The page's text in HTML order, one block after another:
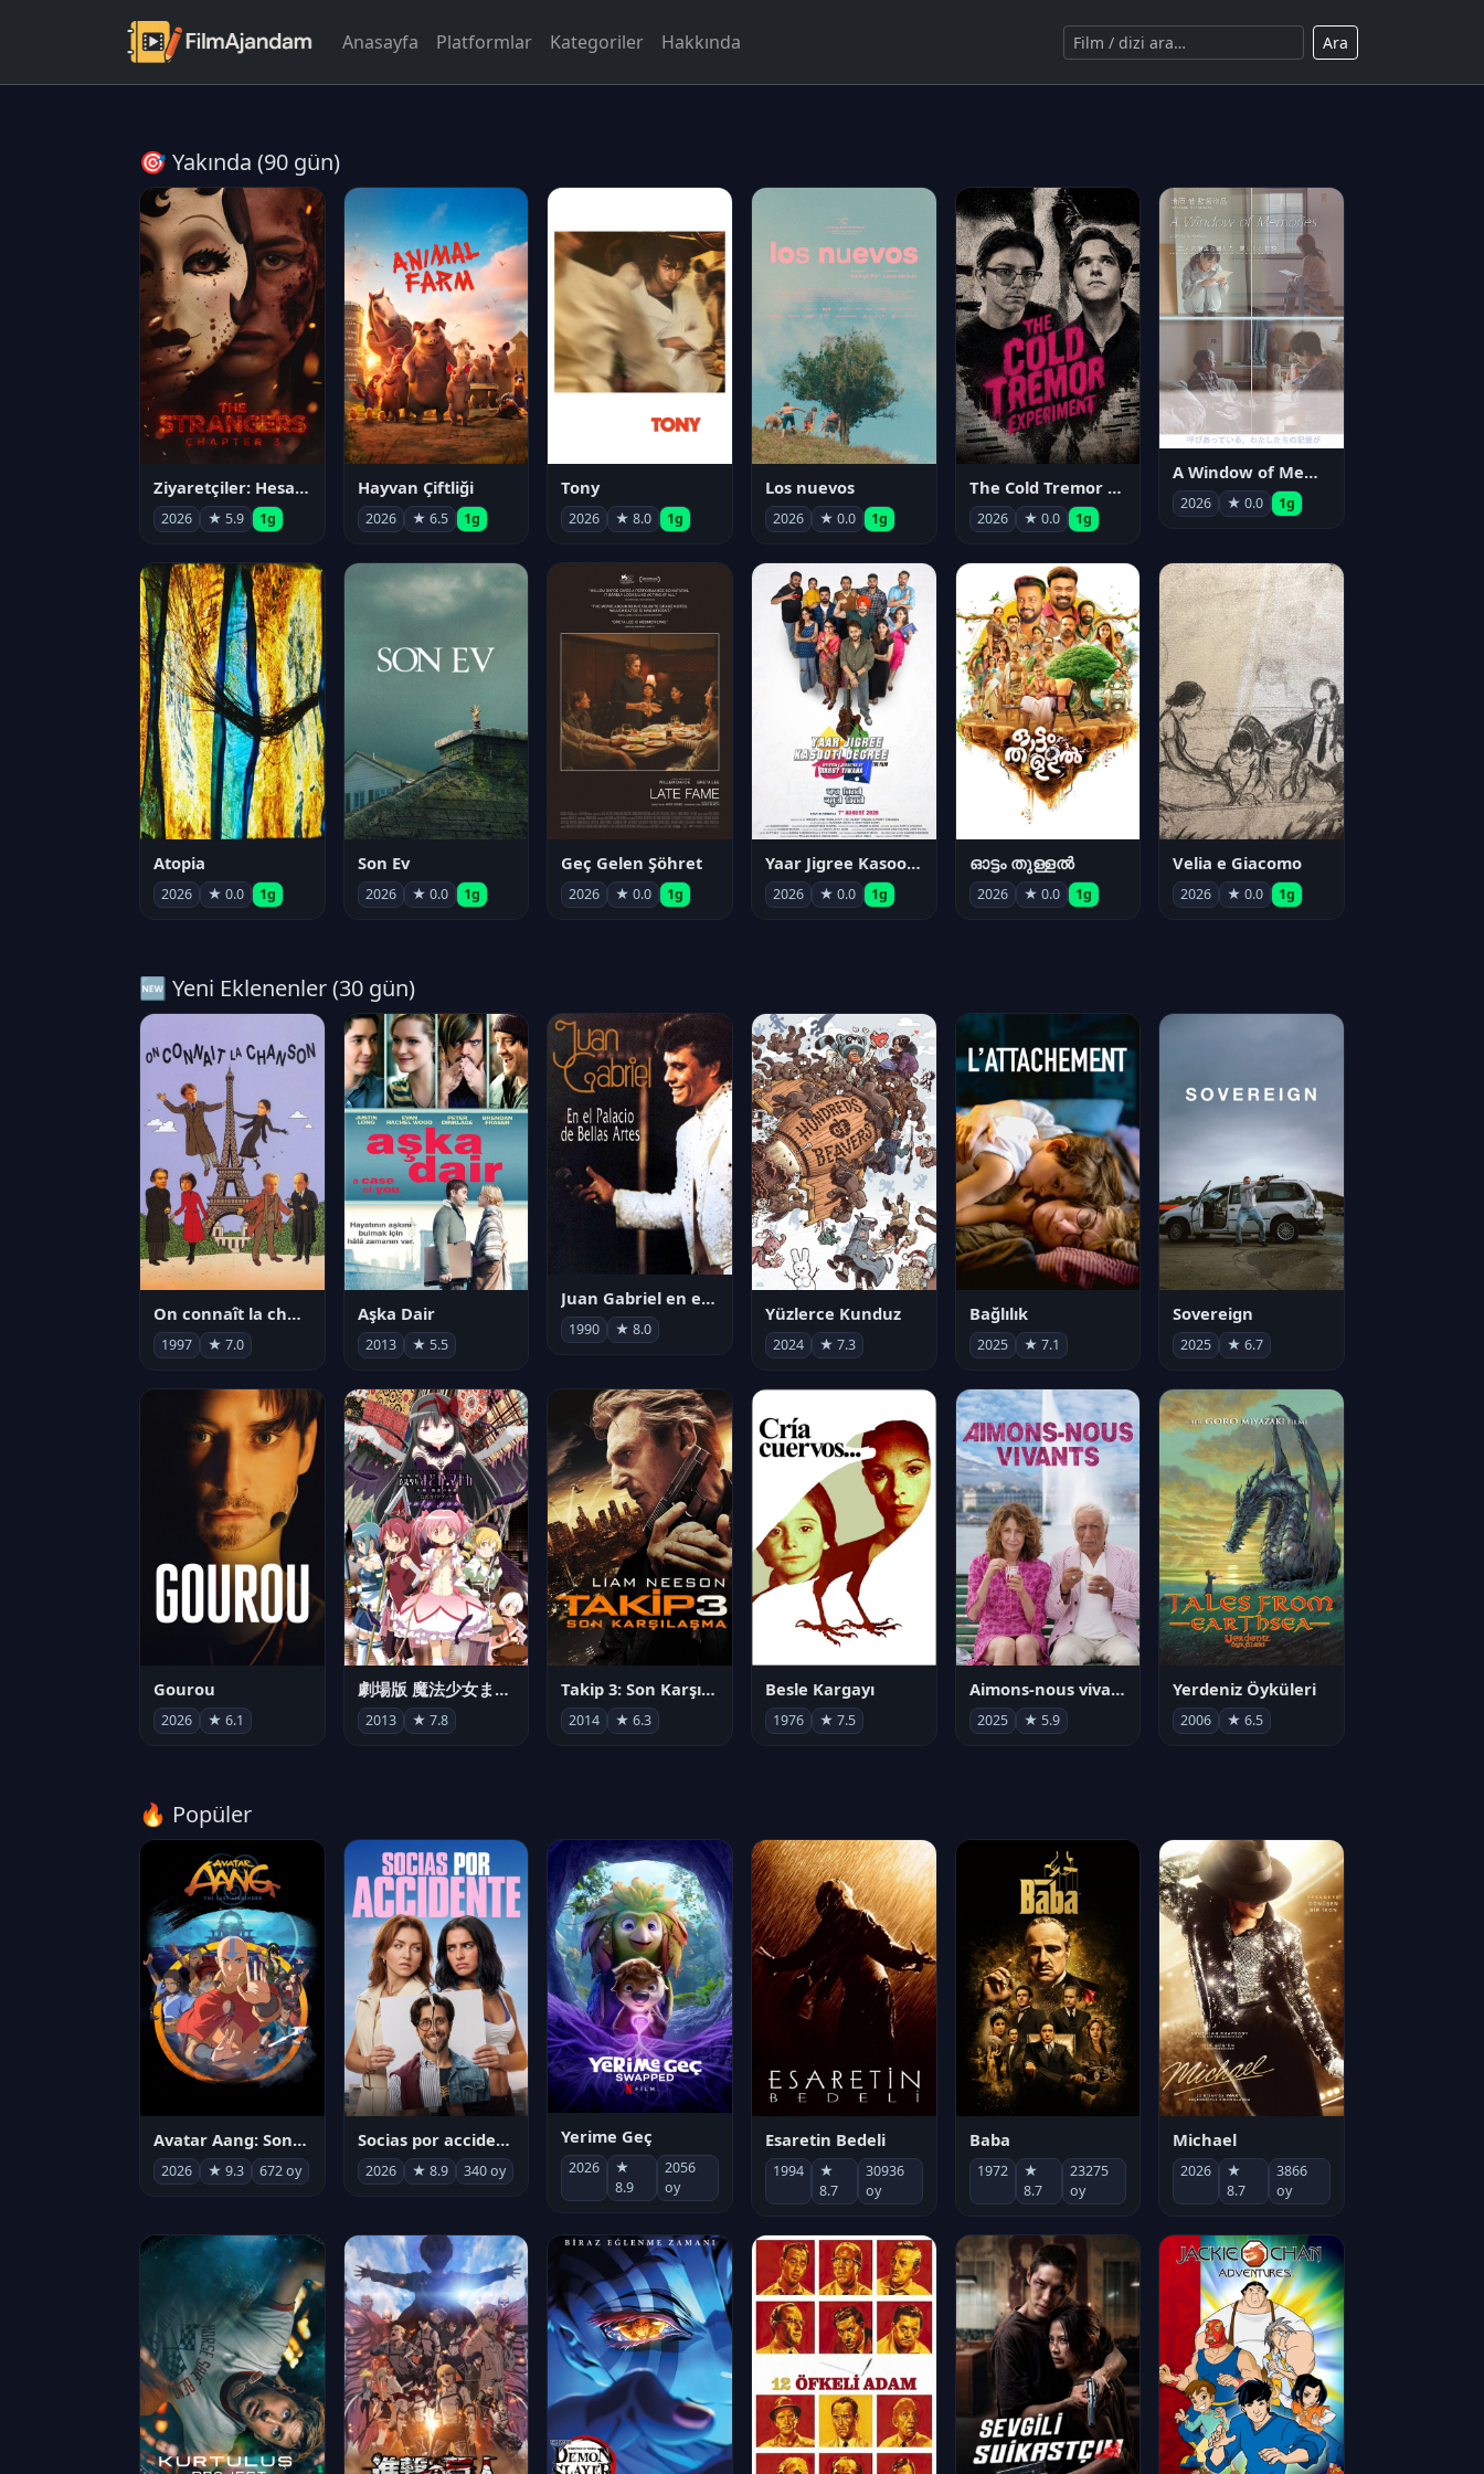
Anasayfa Platformlar Kategoriler Hakkında Ara
🎯 Yakında (90 gün)
Ziyaretçiler: Hesaplaşma
2026 ★ 5.9 1g
Hayvan Çiftliği
2026 ★ 6.5 1g
Tony
2026 ★ 8.0 1g
Los nuevos
2026 ★ 0.0 1g
The Cold Tremor Experiment
2026 ★ 0.0 1g
A Window of Memories
2026 ★ 0.0 1g
Atopia
2026 ★ 0.0 1g
Son Ev
2026 ★ 0.0 1g
Geç Gelen Şöhret
2026 ★ 0.0 1g
Yaar Jigree Kasooti Degree
2026 ★ 0.0 1g
ഓട്ടം തുള്ളൽ
2026 ★ 0.0 1g
Velia e Giacomo
2026 ★ 0.0 1g
🆕 Yeni Eklenenler (30 gün)
On connaît la chanson
1997 ★ 7.0
Aşka Dair
2013 ★ 5.5
Juan Gabriel en el Palacio de Bellas Artes
1990 ★ 8.0
Yüzlerce Kunduz
2024 ★ 7.3
Bağlılık
2025 ★ 7.1
Sovereign
2025 ★ 6.7
Gourou
2026 ★ 6.1
劇場版 魔法少女まどか☆マギカ[新編]叛逆の物語
2013 ★ 7.8
Takip 3: Son Karşılaşma
2014 ★ 6.3
Besle Kargayı
1976 ★ 7.5
Aimons-nous vivants
2025 ★ 5.9
Yerdeniz Öyküleri
2006 ★ 6.5
🔥 Popüler
Avatar Aang: Son Havabükücü
2026 ★ 9.3 672 oy
Socias por accidente
2026 ★ 8.9 340 oy
Yerime Geç
2026
★
8.9
2056
oy
Esaretin Bedeli
1994
★
8.7
30936
oy
Baba
1972
★
8.7
23275
oy
Michael
2026
★
8.7
3866
oy